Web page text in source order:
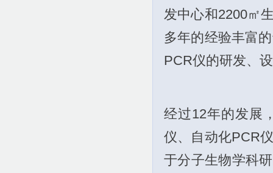
发中心和2200㎡
多年的经验丰富
PCR仪的研发、
经过12年的发展
仪、自动化PCR
于分子生物学科